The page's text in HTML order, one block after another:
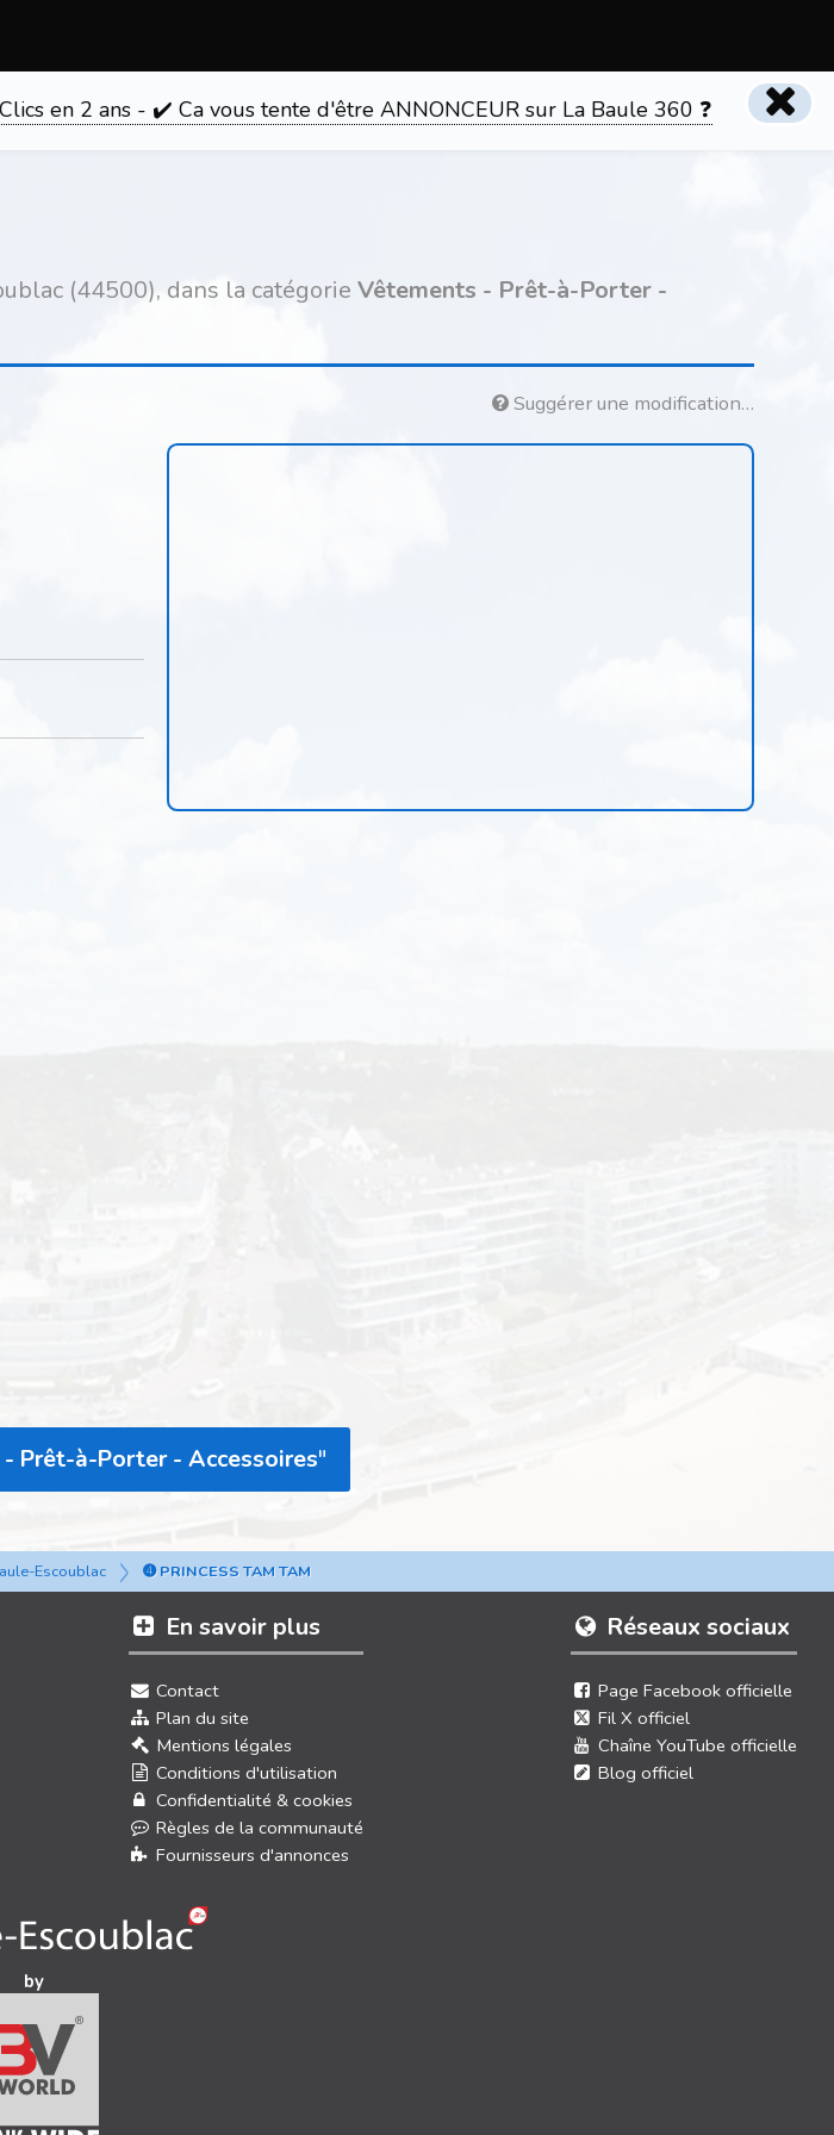
en 2 ans - ✔️ Ca vous tente d'être ANNONCEUR sur La Baule 360 ❓
(44500), dans la catégorieVêtements - Prêt-à-Porter -
Suggérer une modification…
Prêt-à-Porter - Accessoires"
Escoublac ➍ PRINCESS TAM TAM
Réseaux sociaux
Page Facebook officielle
Fil X officiel
Chaîne YouTube officielle
Blog officiel
En savoir plus
Contact
Plan du site
Mentions légales
Conditions d'utilisation
Confidentialité & cookies
Règles de la communauté
Fournisseurs d'annonces
by